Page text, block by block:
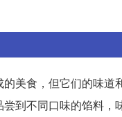
美食，但它们的味
到不同口味的馅料，